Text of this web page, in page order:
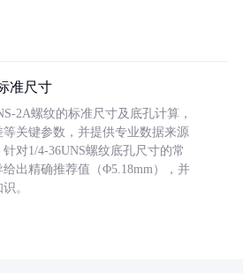
准尺寸
2A螺纹的标准尺寸及底孔计算，
关键参数，并提供专业数据来源
针对1/4-36UNS螺纹底孔尺寸的常
出精确推荐值（Φ5.18mm），并
。